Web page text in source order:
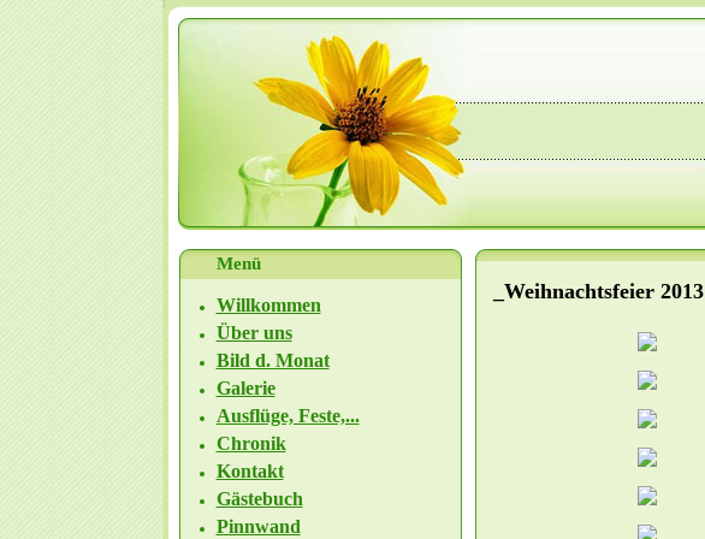
Menü
Willkommen
Über uns
Bild d. Monat
Galerie
Ausflüge, Feste,...
Chronik
Kontakt
Gästebuch
Pinnwand
_Weihnachtsfeier 2013